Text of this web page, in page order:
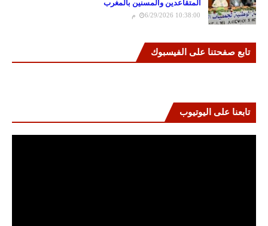
المتقاعدين والمسنين بالمغرب
6/29/2026 10:38:00 م
تابع صفحتنا على الفيسبوك
تابعنا على اليوتيوب